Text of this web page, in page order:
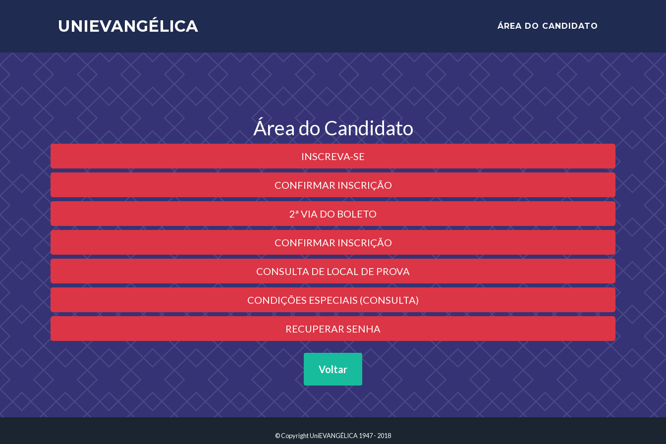
UNIEVANGÉLICA ÁREA DO CANDIDATO
Área do Candidato
INSCREVA-SE
CONFIRMAR INSCRIÇÃO
2ª VIA DO BOLETO
CONFIRMAR INSCRIÇÃO
CONSULTA DE LOCAL DE PROVA
CONDIÇÕES ESPECIAIS (CONSULTA)
RECUPERAR SENHA
Voltar
© Copyright UniEVANGÉLICA 1947 - 2018